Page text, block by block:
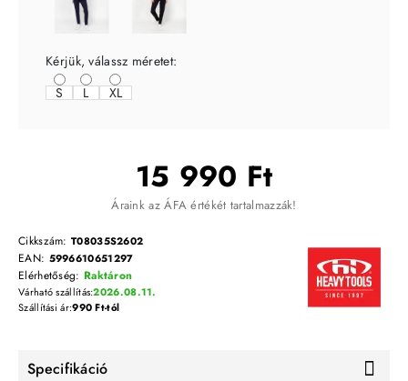
15 990 Ft
Áraink az ÁFA értékét tartalmazzák!
Cikkszám: T08035S2602
EAN: 5996610651297
Elérhetőség: Raktáron
Várható szállítás:2026.08.11.
Szállítási ár:990 Ft-tól
Kérjük, válassz méretet:
S
L XL
Specifikáció